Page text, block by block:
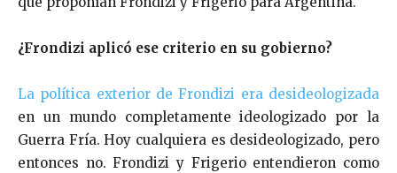
¿Frondizi aplicó ese criterio en su gobierno?
La política exterior de Frondizi era desideologizada
en un mundo completamente ideologizado por la
Guerra Fría. Hoy cualquiera es desideologizado, pero
entonces no. Frondizi y Frigerio entendieron como